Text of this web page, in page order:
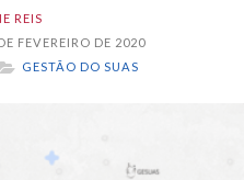
REIS
FEVEREIRO DE 2020
GESTÃO DO SUAS